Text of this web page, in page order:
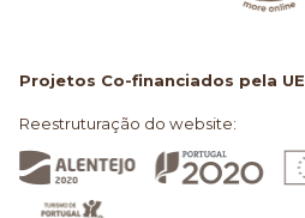
Projetos Co-financiados pela UE
Reestruturação do website: